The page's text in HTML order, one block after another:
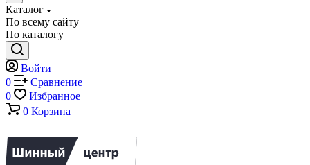
Каталог
По всему сайту
По каталогу
Войти
0
Сравнение
0
Избранное
0 Корзина